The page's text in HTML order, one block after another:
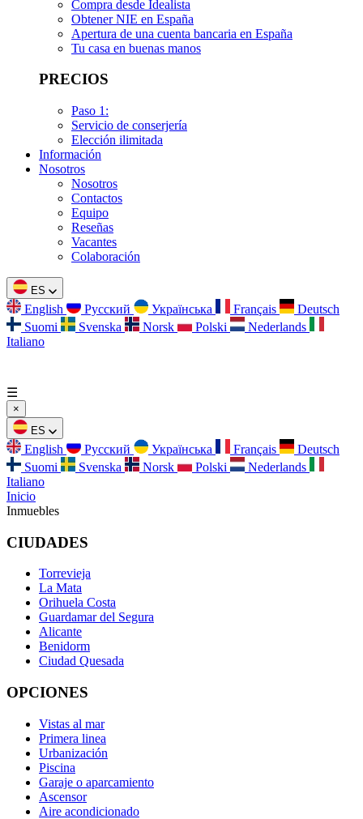
Compra desde Idealista
Obtener NIE en España
Apertura de una cuenta bancaria en España
Tu casa en buenas manos
PRECIOS
Paso 1:
Servicio de conserjería
Elección ilimitada
Información
Nosotros
Nosotros
Contactos
Equipo
Reseñas
Vacantes
Colaboración
ES
English Русский Українська Français
Deutsch
Suomi
Svenska Norsk Polski
Nederlands
Italiano
☰
×
ES
English Русский Українська Français
Deutsch
Suomi
Svenska Norsk Polski
Nederlands
Italiano
Inicio
Inmuebles
CIUDADES
Torrevieja
La Mata
Orihuela Costa
Guardamar del Segura
Alicante
Benidorm
Ciudad Quesada
OPCIONES
Vistas al mar
Primera linea
Urbanización
Piscina
Garaje o aparcamiento
Ascensor
Aire acondicionado